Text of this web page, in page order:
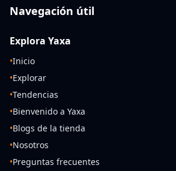
Navegación útil
Explora Yaxa
•Inicio
•Explorar
•Tendencias
•Bienvenido a Yaxa
•Blogs de la tienda
•Nosotros
•Preguntas frecuentes